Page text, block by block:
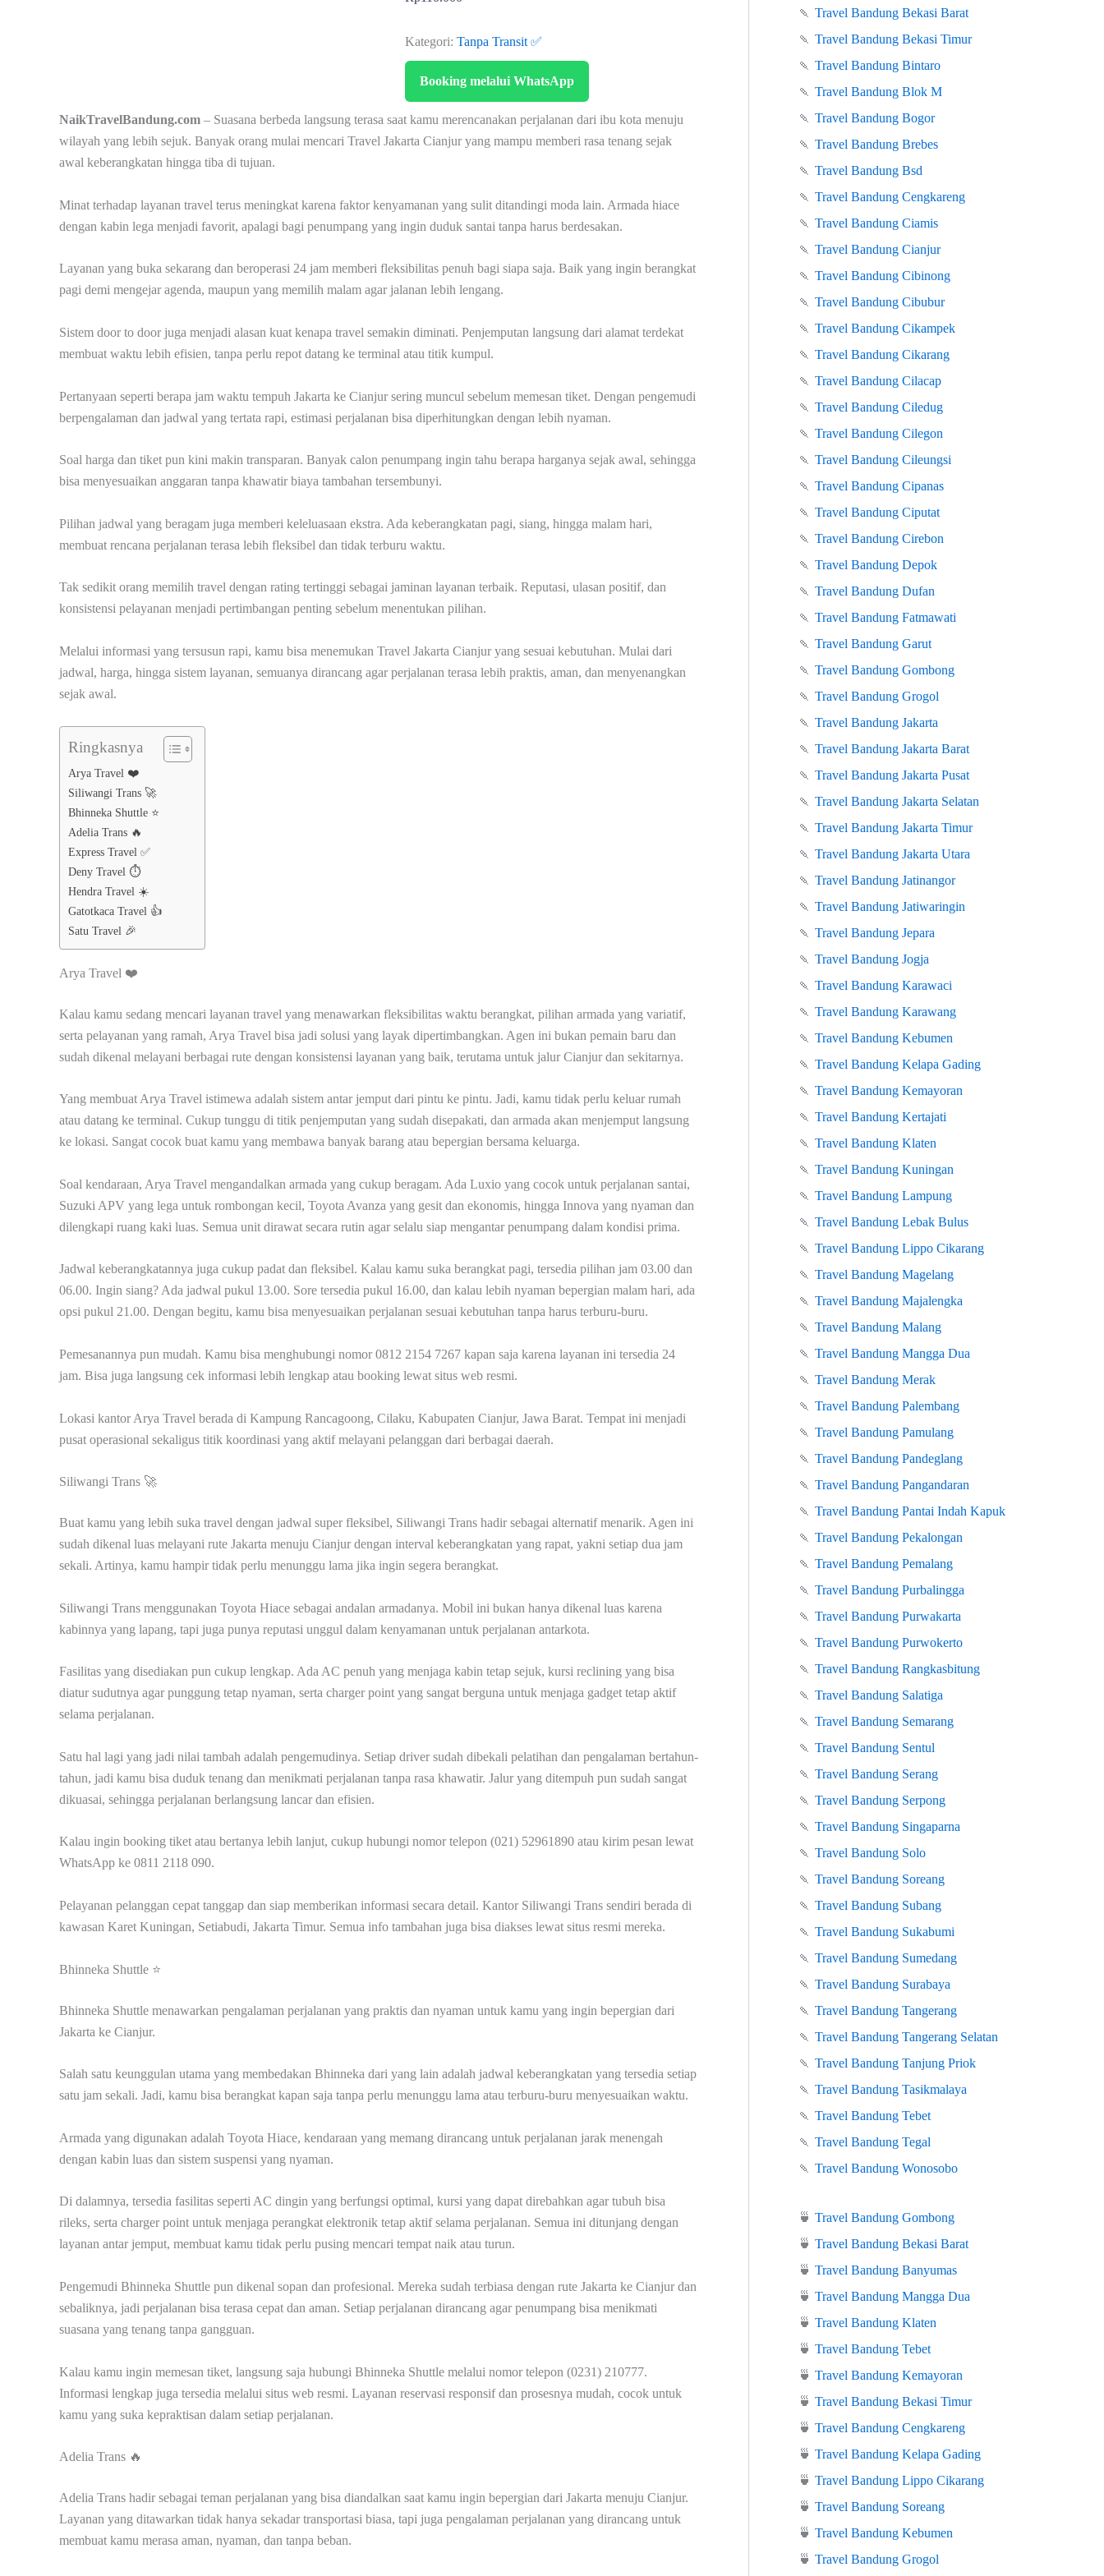
Kategori: Tanpa Transit ✅
Booking melalui WhatsApp
NaikTravelBandung.com – Suasana berbeda langsung terasa saat kamu merencanakan perjalanan dari ibu kota menuju
wilayah yang lebih sejuk. Banyak orang mulai mencari Travel Jakarta Cianjur yang mampu memberi rasa tenang sejak
awal keberangkatan hingga tiba di tujuan.
Minat terhadap layanan travel terus meningkat karena faktor kenyamanan yang sulit ditandingi moda lain. Armada hiace
dengan kabin lega menjadi favorit, apalagi bagi penumpang yang ingin duduk santai tanpa harus berdesakan.
Layanan yang buka sekarang dan beroperasi 24 jam memberi fleksibilitas penuh bagi siapa saja. Baik yang ingin berangkat
pagi demi mengejar agenda, maupun yang memilih malam agar jalanan lebih lengang.
Sistem door to door juga menjadi alasan kuat kenapa travel semakin diminati. Penjemputan langsung dari alamat terdekat
membuat waktu lebih efisien, tanpa perlu repot datang ke terminal atau titik kumpul.
Pertanyaan seperti berapa jam waktu tempuh Jakarta ke Cianjur sering muncul sebelum memesan tiket. Dengan pengemudi
berpengalaman dan jadwal yang tertata rapi, estimasi perjalanan bisa diperhitungkan dengan lebih nyaman.
Soal harga dan tiket pun kini makin transparan. Banyak calon penumpang ingin tahu berapa harganya sejak awal, sehingga
bisa menyesuaikan anggaran tanpa khawatir biaya tambahan tersembunyi.
Pilihan jadwal yang beragam juga memberi keleluasaan ekstra. Ada keberangkatan pagi, siang, hingga malam hari,
membuat rencana perjalanan terasa lebih fleksibel dan tidak terburu waktu.
Tak sedikit orang memilih travel dengan rating tertinggi sebagai jaminan layanan terbaik. Reputasi, ulasan positif, dan
konsistensi pelayanan menjadi pertimbangan penting sebelum menentukan pilihan.
Melalui informasi yang tersusun rapi, kamu bisa menemukan Travel Jakarta Cianjur yang sesuai kebutuhan. Mulai dari
jadwal, harga, hingga sistem layanan, semuanya dirancang agar perjalanan terasa lebih praktis, aman, dan menyenangkan
sejak awal.
Ringkasnya
Arya Travel ❤️
Siliwangi Trans 🚀
Bhinneka Shuttle ⭐
Adelia Trans 🔥
Express Travel ✅
Deny Travel ⏱️
Hendra Travel ☀️
Gatotkaca Travel 👍
Satu Travel 🎉
Arya Travel ❤️
Kalau kamu sedang mencari layanan travel yang menawarkan fleksibilitas waktu berangkat, pilihan armada yang variatif,
serta pelayanan yang ramah, Arya Travel bisa jadi solusi yang layak dipertimbangkan. Agen ini bukan pemain baru dan
sudah dikenal melayani berbagai rute dengan konsistensi layanan yang baik, terutama untuk jalur Cianjur dan sekitarnya.
Yang membuat Arya Travel istimewa adalah sistem antar jemput dari pintu ke pintu. Jadi, kamu tidak perlu keluar rumah
atau datang ke terminal. Cukup tunggu di titik penjemputan yang sudah disepakati, dan armada akan menjemput langsung
ke lokasi. Sangat cocok buat kamu yang membawa banyak barang atau bepergian bersama keluarga.
Soal kendaraan, Arya Travel mengandalkan armada yang cukup beragam. Ada Luxio yang cocok untuk perjalanan santai,
Suzuki APV yang lega untuk rombongan kecil, Toyota Avanza yang gesit dan ekonomis, hingga Innova yang nyaman dan
dilengkapi ruang kaki luas. Semua unit dirawat secara rutin agar selalu siap mengantar penumpang dalam kondisi prima.
Jadwal keberangkatannya juga cukup padat dan fleksibel. Kalau kamu suka berangkat pagi, tersedia pilihan jam 03.00 dan
06.00. Ingin siang? Ada jadwal pukul 13.00. Sore tersedia pukul 16.00, dan kalau lebih nyaman bepergian malam hari, ada
opsi pukul 21.00. Dengan begitu, kamu bisa menyesuaikan perjalanan sesuai kebutuhan tanpa harus terburu-buru.
Pemesanannya pun mudah. Kamu bisa menghubungi nomor 0812 2154 7267 kapan saja karena layanan ini tersedia 24
jam. Bisa juga langsung cek informasi lebih lengkap atau booking lewat situs web resmi.
Lokasi kantor Arya Travel berada di Kampung Rancagoong, Cilaku, Kabupaten Cianjur, Jawa Barat. Tempat ini menjadi
pusat operasional sekaligus titik koordinasi yang aktif melayani pelanggan dari berbagai daerah.
Siliwangi Trans 🚀
Buat kamu yang lebih suka travel dengan jadwal super fleksibel, Siliwangi Trans hadir sebagai alternatif menarik. Agen ini
sudah dikenal luas melayani rute Jakarta menuju Cianjur dengan interval keberangkatan yang rapat, yakni setiap dua jam
sekali. Artinya, kamu hampir tidak perlu menunggu lama jika ingin segera berangkat.
Siliwangi Trans menggunakan Toyota Hiace sebagai andalan armadanya. Mobil ini bukan hanya dikenal luas karena
kabinnya yang lapang, tapi juga punya reputasi unggul dalam kenyamanan untuk perjalanan antarkota.
Fasilitas yang disediakan pun cukup lengkap. Ada AC penuh yang menjaga kabin tetap sejuk, kursi reclining yang bisa
diatur sudutnya agar punggung tetap nyaman, serta charger point yang sangat berguna untuk menjaga gadget tetap aktif
selama perjalanan.
Satu hal lagi yang jadi nilai tambah adalah pengemudinya. Setiap driver sudah dibekali pelatihan dan pengalaman bertahun-
tahun, jadi kamu bisa duduk tenang dan menikmati perjalanan tanpa rasa khawatir. Jalur yang ditempuh pun sudah sangat
dikuasai, sehingga perjalanan berlangsung lancar dan efisien.
Kalau ingin booking tiket atau bertanya lebih lanjut, cukup hubungi nomor telepon (021) 52961890 atau kirim pesan lewat
WhatsApp ke 0811 2118 090.
Pelayanan pelanggan cepat tanggap dan siap memberikan informasi secara detail. Kantor Siliwangi Trans sendiri berada di
kawasan Karet Kuningan, Setiabudi, Jakarta Timur. Semua info tambahan juga bisa diakses lewat situs resmi mereka.
Bhinneka Shuttle ⭐
Bhinneka Shuttle menawarkan pengalaman perjalanan yang praktis dan nyaman untuk kamu yang ingin bepergian dari
Jakarta ke Cianjur.
Salah satu keunggulan utama yang membedakan Bhinneka dari yang lain adalah jadwal keberangkatan yang tersedia setiap
satu jam sekali. Jadi, kamu bisa berangkat kapan saja tanpa perlu menunggu lama atau terburu-buru menyesuaikan waktu.
Armada yang digunakan adalah Toyota Hiace, kendaraan yang memang dirancang untuk perjalanan jarak menengah
dengan kabin luas dan sistem suspensi yang nyaman.
Di dalamnya, tersedia fasilitas seperti AC dingin yang berfungsi optimal, kursi yang dapat direbahkan agar tubuh bisa
rileks, serta charger point untuk menjaga perangkat elektronik tetap aktif selama perjalanan. Semua ini ditunjang dengan
layanan antar jemput, membuat kamu tidak perlu pusing mencari tempat naik atau turun.
Pengemudi Bhinneka Shuttle pun dikenal sopan dan profesional. Mereka sudah terbiasa dengan rute Jakarta ke Cianjur dan
sebaliknya, jadi perjalanan bisa terasa cepat dan aman. Setiap perjalanan dirancang agar penumpang bisa menikmati
suasana yang tenang tanpa gangguan.
Kalau kamu ingin memesan tiket, langsung saja hubungi Bhinneka Shuttle melalui nomor telepon (0231) 210777.
Informasi lengkap juga tersedia melalui situs web resmi. Layanan reservasi responsif dan prosesnya mudah, cocok untuk
kamu yang suka kepraktisan dalam setiap perjalanan.
Adelia Trans 🔥
Adelia Trans hadir sebagai teman perjalanan yang bisa diandalkan saat kamu ingin bepergian dari Jakarta menuju Cianjur.
Layanan yang ditawarkan tidak hanya sekadar transportasi biasa, tapi juga pengalaman perjalanan yang dirancang untuk
membuat kamu merasa aman, nyaman, dan tanpa beban.
🍡 Travel Bandung Bekasi Barat
🍡 Travel Bandung Bekasi Timur
🍡 Travel Bandung Bintaro
🍡 Travel Bandung Blok M
🍡 Travel Bandung Bogor
🍡 Travel Bandung Brebes
🍡 Travel Bandung Bsd
🍡 Travel Bandung Cengkareng
🍡 Travel Bandung Ciamis
🍡 Travel Bandung Cianjur
🍡 Travel Bandung Cibinong
🍡 Travel Bandung Cibubur
🍡 Travel Bandung Cikampek
🍡 Travel Bandung Cikarang
🍡 Travel Bandung Cilacap
🍡 Travel Bandung Ciledug
🍡 Travel Bandung Cilegon
🍡 Travel Bandung Cileungsi
🍡 Travel Bandung Cipanas
🍡 Travel Bandung Ciputat
🍡 Travel Bandung Cirebon
🍡 Travel Bandung Depok
🍡 Travel Bandung Dufan
🍡 Travel Bandung Fatmawati
🍡 Travel Bandung Garut
🍡 Travel Bandung Gombong
🍡 Travel Bandung Grogol
🍡 Travel Bandung Jakarta
🍡 Travel Bandung Jakarta Barat
🍡 Travel Bandung Jakarta Pusat
🍡 Travel Bandung Jakarta Selatan
🍡 Travel Bandung Jakarta Timur
🍡 Travel Bandung Jakarta Utara
🍡 Travel Bandung Jatinangor
🍡 Travel Bandung Jatiwaringin
🍡 Travel Bandung Jepara
🍡 Travel Bandung Jogja
🍡 Travel Bandung Karawaci
🍡 Travel Bandung Karawang
🍡 Travel Bandung Kebumen
🍡 Travel Bandung Kelapa Gading
🍡 Travel Bandung Kemayoran
🍡 Travel Bandung Kertajati
🍡 Travel Bandung Klaten
🍡 Travel Bandung Kuningan
🍡 Travel Bandung Lampung
🍡 Travel Bandung Lebak Bulus
🍡 Travel Bandung Lippo Cikarang
🍡 Travel Bandung Magelang
🍡 Travel Bandung Majalengka
🍡 Travel Bandung Malang
🍡 Travel Bandung Mangga Dua
🍡 Travel Bandung Merak
🍡 Travel Bandung Palembang
🍡 Travel Bandung Pamulang
🍡 Travel Bandung Pandeglang
🍡 Travel Bandung Pangandaran
🍡 Travel Bandung Pantai Indah Kapuk
🍡 Travel Bandung Pekalongan
🍡 Travel Bandung Pemalang
🍡 Travel Bandung Purbalingga
🍡 Travel Bandung Purwakarta
🍡 Travel Bandung Purwokerto
🍡 Travel Bandung Rangkasbitung
🍡 Travel Bandung Salatiga
🍡 Travel Bandung Semarang
🍡 Travel Bandung Sentul
🍡 Travel Bandung Serang
🍡 Travel Bandung Serpong
🍡 Travel Bandung Singaparna
🍡 Travel Bandung Solo
🍡 Travel Bandung Soreang
🍡 Travel Bandung Subang
🍡 Travel Bandung Sukabumi
🍡 Travel Bandung Sumedang
🍡 Travel Bandung Surabaya
🍡 Travel Bandung Tangerang
🍡 Travel Bandung Tangerang Selatan
🍡 Travel Bandung Tanjung Priok
🍡 Travel Bandung Tasikmalaya
🍡 Travel Bandung Tebet
🍡 Travel Bandung Tegal
🍡 Travel Bandung Wonosobo
🍵 Travel Bandung Gombong
🍵 Travel Bandung Bekasi Barat
🍵 Travel Bandung Banyumas
🍵 Travel Bandung Mangga Dua
🍵 Travel Bandung Klaten
🍵 Travel Bandung Tebet
🍵 Travel Bandung Kemayoran
🍵 Travel Bandung Bekasi Timur
🍵 Travel Bandung Cengkareng
🍵 Travel Bandung Kelapa Gading
🍵 Travel Bandung Lippo Cikarang
🍵 Travel Bandung Soreang
🍵 Travel Bandung Kebumen
🍵 Travel Bandung Grogol